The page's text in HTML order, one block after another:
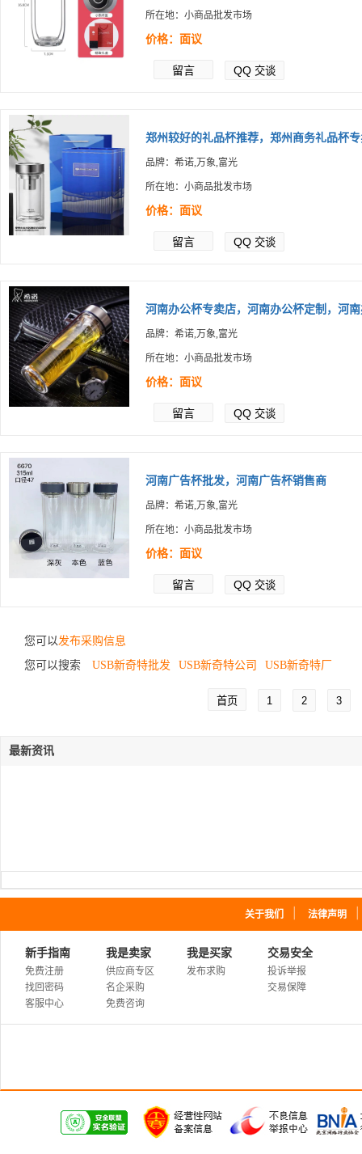
所在地：小商品批发市场
价格：面议
留言 QQ 交谈
郑州较好的礼品杯推荐，郑州商务礼品杯
品牌：希诺,万象,富光
所在地：小商品批发市场
价格：面议
留言 QQ 交谈
河南办公杯专卖店，河南办公杯定制，河
品牌：希诺,万象,富光
所在地：小商品批发市场
价格：面议
留言 QQ 交谈
河南广告杯批发，河南广告杯销售商
品牌：希诺,万象,富光
所在地：小商品批发市场
价格：面议
留言 QQ 交谈
您可以发布采购信息
您可以搜索
USB新奇特批发 USB新奇特公司 USB新奇特厂
首页 1 2 3
最新资讯
关于我们 法律声明
新手指南
免费注册
找回密码
客服中心
我是卖家
供应商专区
名企采购
免费咨询
我是买家
发布求购
交易安全
投诉举报
交易保障